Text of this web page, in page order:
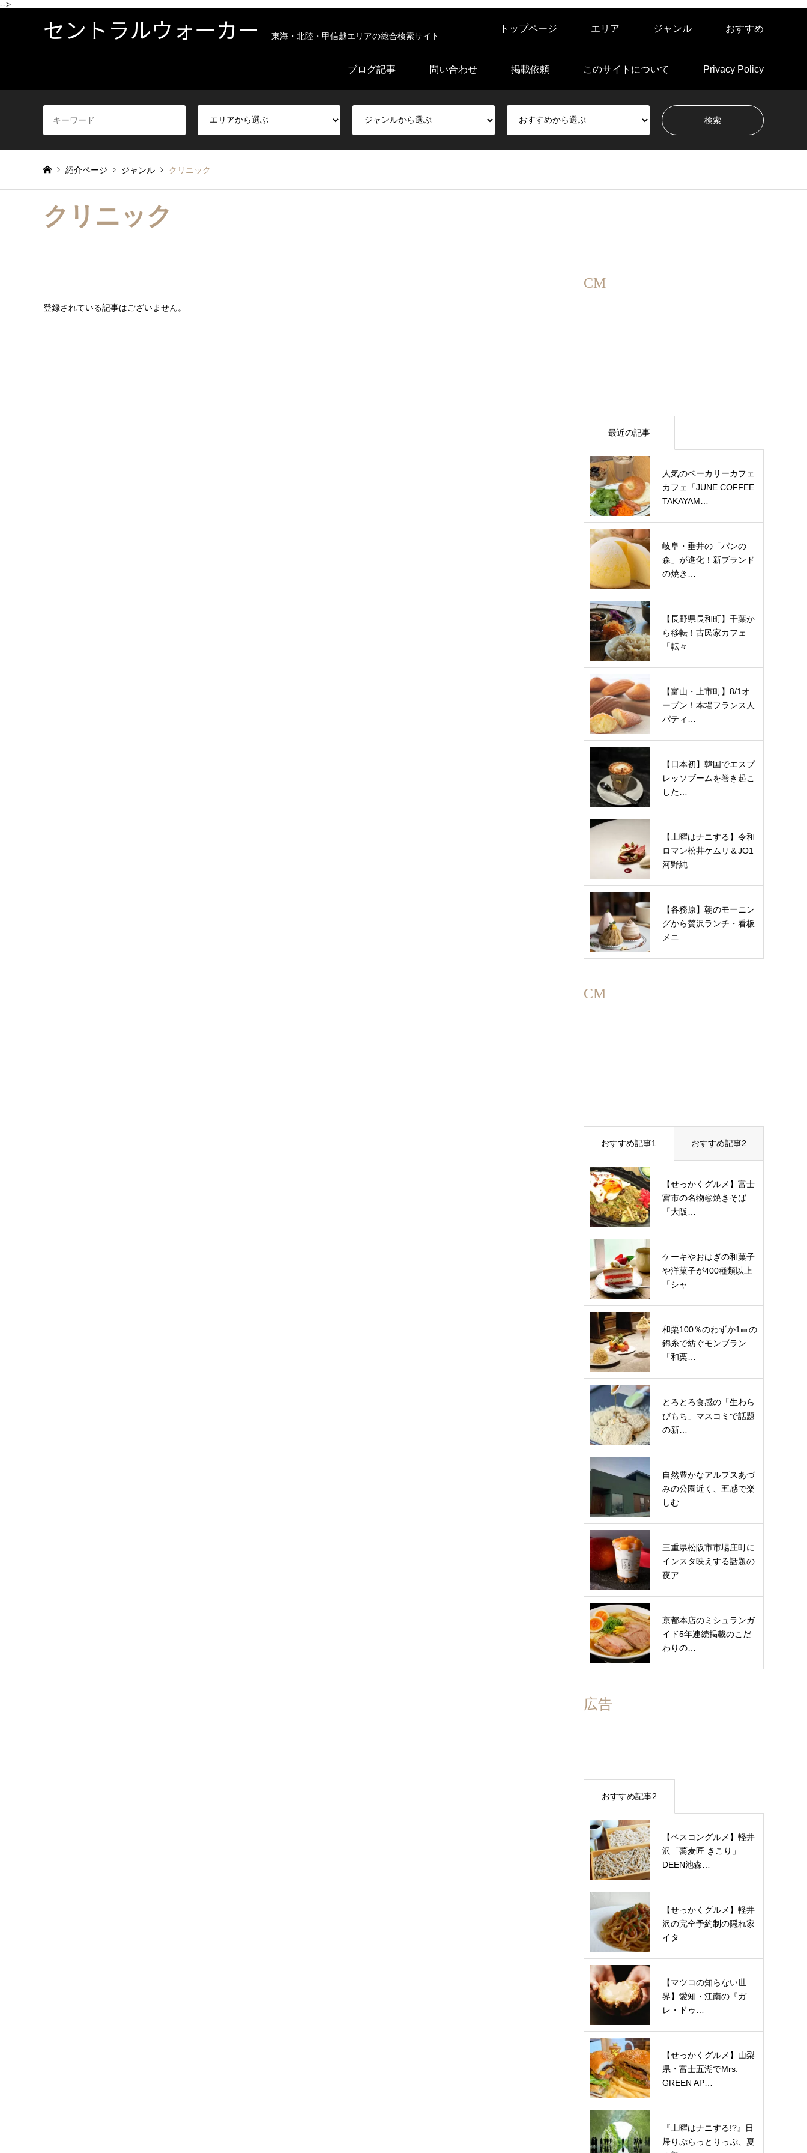
-->
セントラルウォーカー 東海・北陸・甲信越エリアの総合検索サイト
トップページ エリア ジャンル おすすめ
ブログ記事 問い合わせ 掲載依頼 このサイトについて Privacy Policy
紹介ページ ジャンル クリニック
クリニック
登録されている記事はございません。
CM
最近の記事
人気のベーカリーカフェ
カフェ「JUNE COFFEE
TAKAYAM…
岐阜・垂井の「パンの
森」が進化！新ブランド
の焼き…
【長野県長和町】千葉か
ら移転！古民家カフェ
「転々…
【富山・上市町】8/1オ
ープン！本場フランス人
パティ…
【日本初】韓国でエスプ
レッソブームを巻き起こ
した…
【土曜はナニする】令和
ロマン松井ケムリ＆JO1
河野純…
【各務原】朝のモーニン
グから贅沢ランチ・看板
メニ…
CM
おすすめ記事1 おすすめ記事2
【せっかくグルメ】富士
宮市の名物㊙焼きそば
「大阪…
ケーキやおはぎの和菓子
や洋菓子が400種類以上
「シャ…
和栗100％のわずか1㎜の
錦糸で紡ぐモンブラン
「和栗…
とろとろ食感の「生わら
びもち」マスコミで話題
の新…
自然豊かなアルプスあづ
みの公園近く、五感で楽
しむ…
三重県松阪市市場庄町に
インスタ映えする話題の
夜ア…
京都本店のミシュランガ
イド5年連続掲載のこだ
わりの…
広告
おすすめ記事2
【ベスコングルメ】軽井
沢「蕎麦匠 きこり」
DEEN池森…
【せっかくグルメ】軽井
沢の完全予約制の隠れ家
イタ…
【マツコの知らない世
界】愛知・江南の『ガ
レ・ドゥ…
【せっかくグルメ】山梨
県・富士五湖でMrs.
GREEN AP…
『土曜はナニする!?』日
帰りぷらっとりっぷ、夏